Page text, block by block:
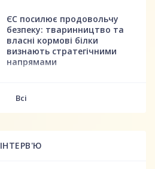
ЄС посилює продовольчу
безпеку: тваринництво та
власні кормові білки
визнають стратегічними
напрямами
Всі
ІНТЕРВ'Ю